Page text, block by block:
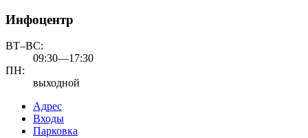
Инфоцентр
ВТ–ВС:
09:30—17:30
ПН:
выходной
Адрес
Входы
Парковка